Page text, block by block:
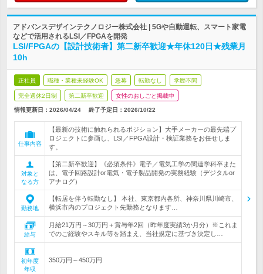
アドバンスデザインテクノロジー株式会社 | 5Gや自動運転、スマート家電
などで活用されるLSI／FPGAを開発
LSI/FPGAの【設計技術者】第二新卒歓迎★年休120日★残業月
10h
正社員 職種・業種未経験OK 急募 転勤なし 学歴不問
完全週休2日制 第二新卒歓迎 女性のおしごと掲載中
情報更新日：2026/04/24 終了予定日： 2026/10/22
仕事内容
【最新の技術に触れられるポジション】大手メーカーの最先端プ
ロジェクトに参画し、LSI／FPGA設計・検証業務をお任せしま
す。
対象と
なる方
【第二新卒歓迎】《必須条件》電子／電気工学の関連学科卒また
は、電子回路設計or電気・電子製品開発の実務経験（デジタルor
アナログ）
勤務地
【転居を伴う転勤なし】 本社、東京都内各所、神奈川県川崎市、
横浜市内のプロジェクト先勤務となります…
給与
月給21万円～30万円＋賞与年2回（昨年度実績3か月分）※これま
でのご経験やスキル等を踏まえ、当社規定に基づき決定し…
初年度
年収
350万円～450万円